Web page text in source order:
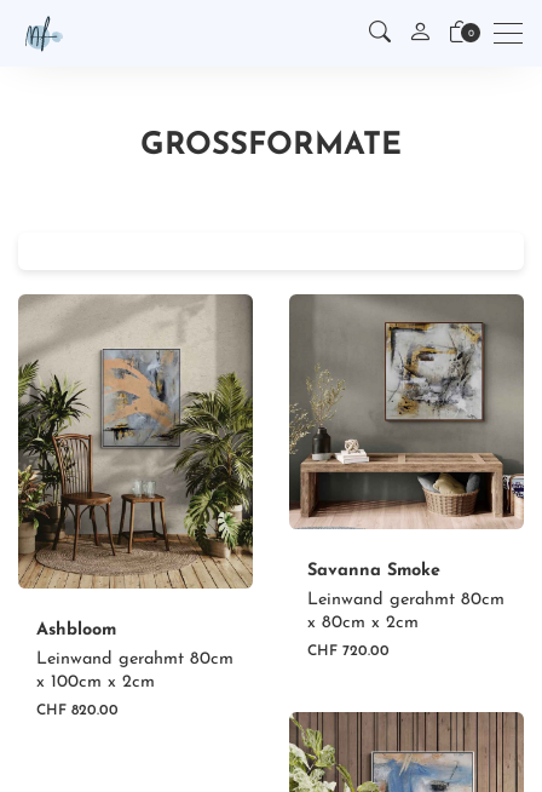
0
GROSSFORMATE
Ashbloom
Leinwand gerahmt 80cm
x 100cm x 2cm
CHF 820.00
Savanna Smoke
Leinwand gerahmt 80cm
x 80cm x 2cm
CHF 720.00